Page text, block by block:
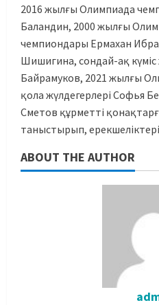
2016 жылғы Олимпиада
Баландин, 2000 жылғы
чемпиондары Ермахан
Шишигина, сондай-ақ күміс
Байрамуков, 2021 жылғы
қола жүлдегерлері Софья
Сметов құрметті
таныстырып,
ABOUT THE AUTHOR